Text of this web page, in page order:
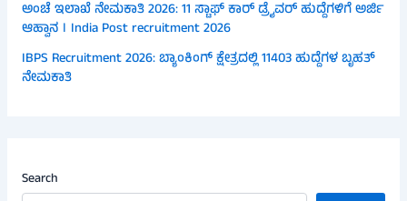
ಅಂಚೆ ಇಲಾಖೆ ನೇಮಕಾತಿ 2026: 11 ಸ್ಟಾಫ್ ಕಾರ್ ಡ್ರೈವರ್ ಹುದ್ದೆಗಳಿಗೆ ಅರ್ಜಿ
ಆಹ್ವಾನ । India Post recruitment 2026
IBPS Recruitment 2026: ಬ್ಯಾಂಕಿಂಗ್ ಕ್ಷೇತ್ರದಲ್ಲಿ 11403 ಹುದ್ದೆಗಳ ಬೃಹತ್
ನೇಮಕಾತಿ
Search